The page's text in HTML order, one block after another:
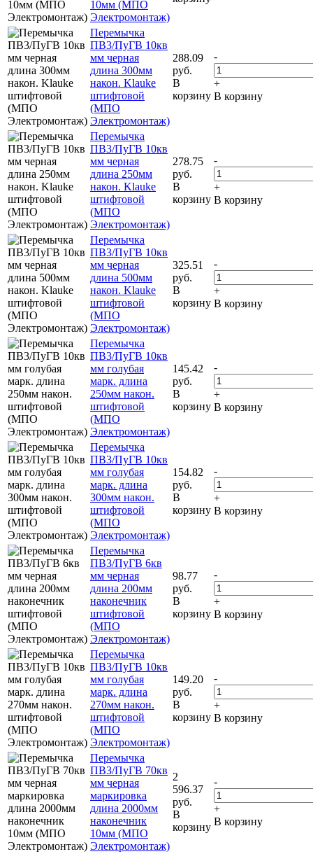
10мм (МПО
Электромонтаж)
Перемычка
ПВ3/ПуГВ 10кв
мм черная
длина 300мм
након. Klauke
штифтовой
(МПО
Электромонтаж)
288.09
руб.
В
корзину
-
+
В корзину
Перемычка
ПВ3/ПуГВ 10кв
мм черная
длина 250мм
након. Klauke
штифтовой
(МПО
Электромонтаж)
278.75
руб.
В
корзину
-
+
В корзину
Перемычка
ПВ3/ПуГВ 10кв
мм черная
длина 500мм
након. Klauke
штифтовой
(МПО
Электромонтаж)
325.51
руб.
В
корзину
-
+
В корзину
Перемычка
ПВ3/ПуГВ 10кв
мм голубая
марк. длина
250мм након.
штифтовой
(МПО
Электромонтаж)
145.42
руб.
В
корзину
-
+
В корзину
Перемычка
ПВ3/ПуГВ 10кв
мм голубая
марк. длина
300мм након.
штифтовой
(МПО
Электромонтаж)
154.82
руб.
В
корзину
-
+
В корзину
Перемычка
ПВ3/ПуГВ 6кв
мм черная
длина 200мм
наконечник
штифтовой
(МПО
Электромонтаж)
98.77
руб.
В
корзину
-
+
В корзину
Перемычка
ПВ3/ПуГВ 10кв
мм голубая
марк. длина
270мм након.
штифтовой
(МПО
Электромонтаж)
149.20
руб.
В
корзину
-
+
В корзину
Перемычка
ПВ3/ПуГВ 70кв
мм черная
маркировка
длина 2000мм
наконечник
10мм (МПО
Электромонтаж)
2
596.37
руб.
В
корзину
-
+
В корзину